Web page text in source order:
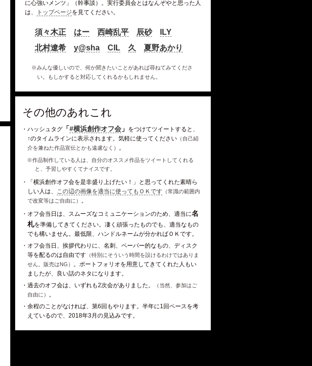
に心強いメンツ」（幹事談）。実行委員会とはなんぞやと思った人
は、
トップページを見てください。
須々木正 はー 西崎乱平 辰砂
ILY
北村遼希
y@sha CIL 久 夏野あかり
※みんな優しいので、何か聞きたいことがあれば尋ねてみてくださ
い。もしかすると対応してくれるかもしれません。
その他のあれこれ
・ハッシュタグ 「#横浜創作オフ会 」 をつけてツイートすると、
↑のタイムラインに表示されます。気軽に使ってください （自己紹
介を兼ねた作品宣伝とかも遠慮なく） 。
※作品制作している人は、自分のオススメ作品をツイートしてくれる
と、予習しやすくてナイスです。
・「横浜創作オフ会を是非盛り上げたい！」と思ってくれた素晴ら
しい人は、 この辺の画像を適当に使ってもＯＫです （常識の範囲内
で改変等はご自由に） 。
・オフ会当日は、スムーズなコミュニケーションのため、適当に名
札を準備してきてください。凄く頑張ったものでも、適当なもの
でも構いません。最低限、ハンドルネームが分かればＯＫです。
・オフ会当日、挨拶代わりに、名刺、ペーパー的なもの、ディスク
等を配るのは自由です （特別にそういう時間を設けるわけではありま
せん。販売はNG） 。ポートフォリオを用意してきてくれた人もい
ましたが、良い話のネタになります。
・過去のオフ会は、いずれも2次会がありました。
（当然、参加はご
自由に） 。
・余程のことがなければ、第6回もやります。半年に1回ペースを考
えているので、2018年3月の見込みです。